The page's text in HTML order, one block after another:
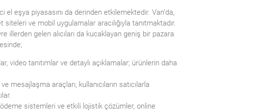
eşya piyasasını da derinden etkilemektedir. Van’da,
ve mobil uygulamalar aracılığıyla tanıtmaktadır.
illerden gelen alıcıları da kucaklayan geniş bir pazara
video tanıtımlar ve detaylı açıklamalar; ürünlerin daha
mesajlaşma araçları, kullanıcıların satıcılarla
sistemleri ve etkili lojistik çözümler, online